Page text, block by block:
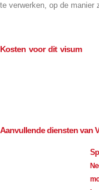
te verwerken, op de manier
Kosten voor dit visum
Aanvullende diensten van